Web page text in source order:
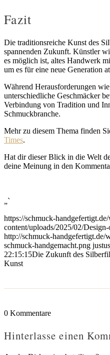
Fazit
Die traditionsreiche Kunst des
spannenden Zukunft. Künstler
es möglich ist, altes Handwerk
um es für eine neue Generation
Während Herausforderungen
unterschiedliche Geschmäcker
Verbindung von Tradition und
Schmuckbranche.
Mehr zu diesem Thema finden
Times.
Hat dir dieser Blick in die Welt
deine Meinung in den
„`
https://schmuck-
content/uploads/2025/02/
http://schmuck-
schmuck-handgemacht.png justus
22:15:15Die Zukunft des
Kunst
0 Kommentare
Hinterlasse einen